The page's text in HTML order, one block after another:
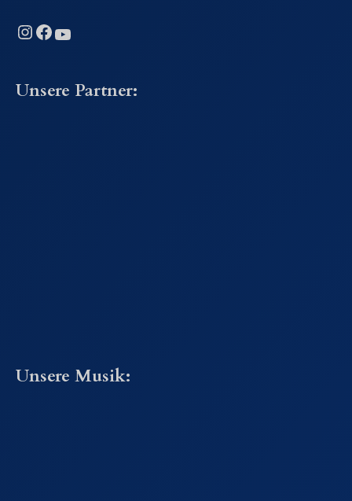
Instagram Facebook YouTube
Unsere Partner:
Unsere Musik: